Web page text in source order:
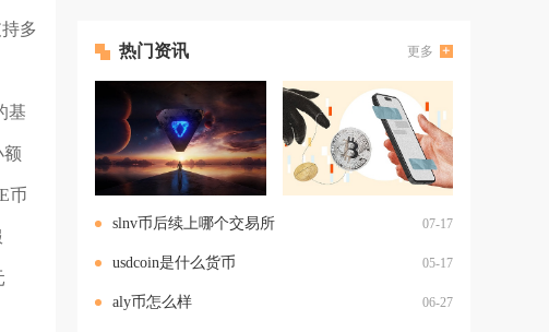
多
基
额
币
热门资讯 更多
slnv币后续上哪个交易所 07-17
usdcoin是什么货币 05-17
aly币怎么样 06-27